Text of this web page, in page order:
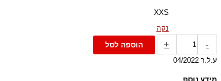
XXS
נקה
-
+
הוספה לסל
ע.ל.ר 04/2022